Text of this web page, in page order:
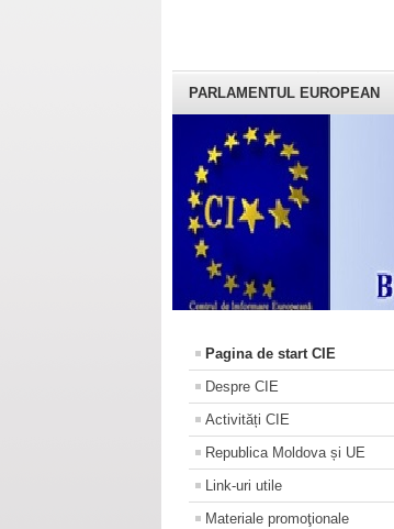
PARLAMENTUL EUROPEAN
Pagina de start CIE
Despre CIE
Activități CIE
Republica Moldova și UE
Link-uri utile
Materiale promoţionale